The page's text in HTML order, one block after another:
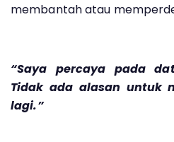
membantah atau
“Saya percaya pada
Tidak ada alasan untuk
lagi.”